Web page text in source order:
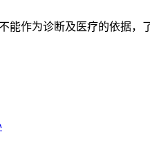
能作为诊断及医疗的依据，